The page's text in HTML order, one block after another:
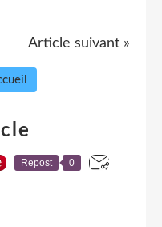
Article suivant »
Repost 0